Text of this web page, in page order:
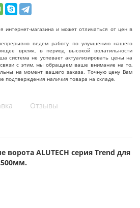
интернет-магазина и может отличаться от цен в
ведем работу по улучшению нашего
время, в период высокой волатильности
система не успевает актуализировать цены на
с этим, мы обращаем ваше внимание на то,
на момент вашего заказа. Точную цену Вам
наличия товара на складе.
Отзывы
ALUTECH серия Trend для